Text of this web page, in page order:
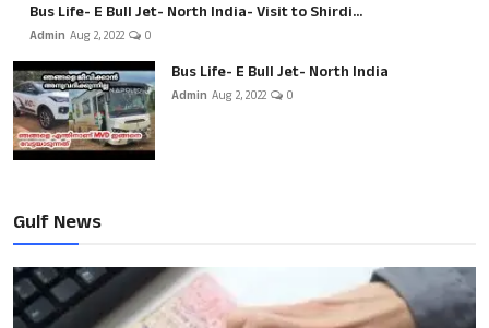
Bus Life- E Bull Jet- North India- Visit to Shirdi...
Admin Aug 2, 2022 0
Bus Life- E Bull Jet- North India
Admin Aug 2, 2022 0
Gulf News